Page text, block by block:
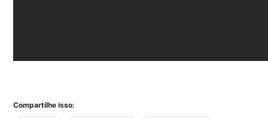
Compartilhe isso: